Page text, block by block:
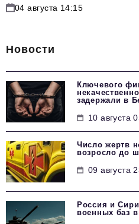
04 августа 14:15
Новости
Ключевого
задержали в
10 августа
Число жертв
возросло до
09 августа
Россия и
военных баз